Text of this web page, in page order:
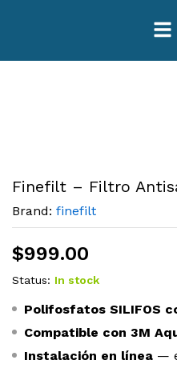
Finefilt – Filtro
Brand: finefilt
$999.00
Status: In stock
Polifosfatos SILIFOS
Compatible con 3M
Instalación en línea —